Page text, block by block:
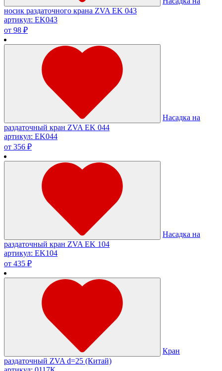
носик раздаточного крана ZVA EK 043
артикул: EK043
от 98 ₽
Насадка на
раздаточный кран ZVA EK 044
артикул: EK044
от 356 ₽
Насадка на
раздаточный кран ZVA EK 104
артикул: EK104
от 435 ₽
Кран
раздаточный ZVA d=25 (Китай)